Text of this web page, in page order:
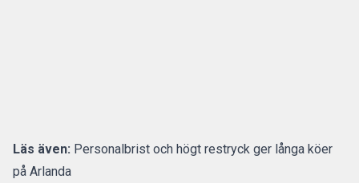
Läs även: Personalbrist och högt restryck ger långa köer
på Arlanda